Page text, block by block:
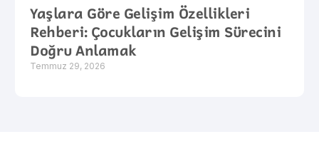
Yaşlara Göre Gelişim Özellikleri
Rehberi: Çocukların Gelişim Sürecini
Doğru Anlamak
Temmuz 29, 2026